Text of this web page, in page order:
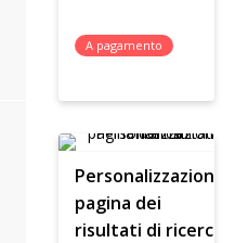
A pagamento
Personalizzazione
pagina dei
risultati di ricerca